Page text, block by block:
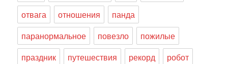
отвага
отношения
панда
паранормальное
повезло
пожилые
праздник
путешествия рекорд
робот